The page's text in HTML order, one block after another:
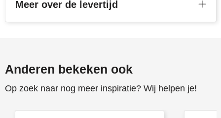
Meer over de levertijd
Anderen bekeken ook
Op zoek naar nog meer inspiratie? Wij helpen je!